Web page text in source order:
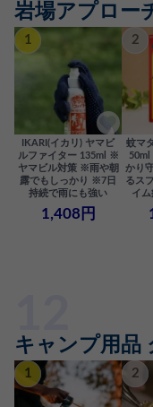
岩場アプロー
1
IKARI(イカリ) ヤマビ
ルファイター 135ml ※
ヤマビル対策 ※雨や朝
露でもしっかり ※7日
持続で雨にも強い
1,408円
2
蚊マ
かり
るス
イ
キャンプ用品
1 2